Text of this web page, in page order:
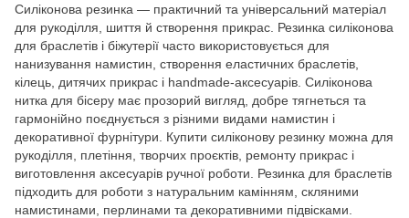
Силіконова резинка — практичний та універсальний матеріал
для рукоділля, шиття й створення прикрас. Резинка силіконова
для браслетів і біжутерії часто використовується для
нанизування намистин, створення еластичних браслетів,
кілець, дитячих прикрас і handmade-аксесуарів. Силіконова
нитка для бісеру має прозорий вигляд, добре тягнеться та
гармонійно поєднується з різними видами намистин і
декоративної фурнітури. Купити силіконову резинку можна для
рукоділля, плетіння, творчих проєктів, ремонту прикрас і
виготовлення аксесуарів ручної роботи. Резинка для браслетів
підходить для роботи з натуральним камінням, скляними
намистинами, перлинами та декоративними підвісками.